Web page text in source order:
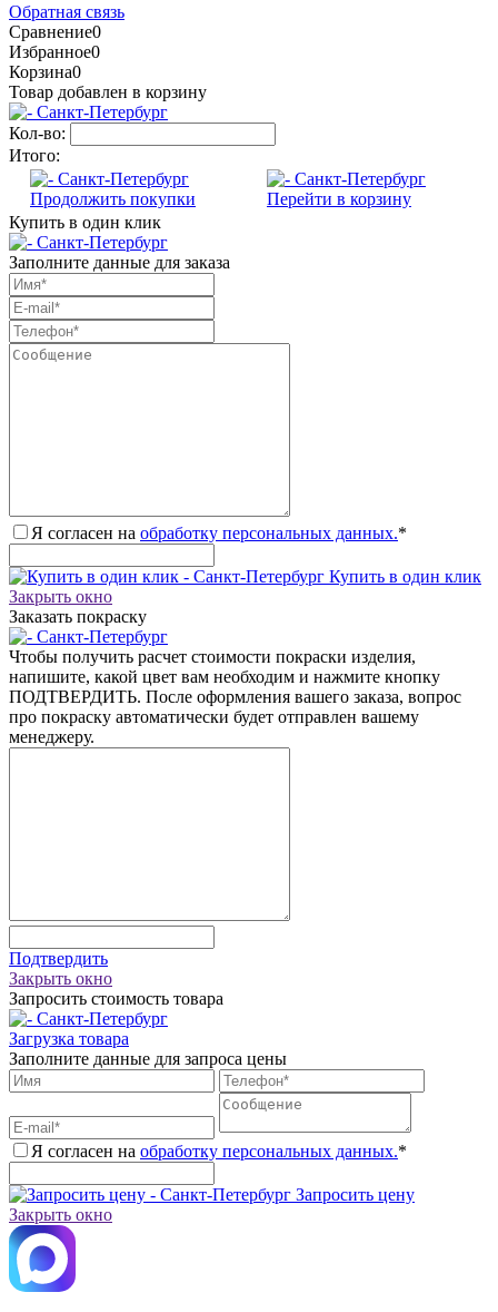
Обратная связь
Сравнение0
Избранное0
Корзина0
Товар добавлен в корзину
Кол-во:
Итого:
Продолжить покупки
Перейти в корзину
Купить в один клик
Заполните данные для заказа
Я согласен на обработку персональных данных.*
Купить в один клик
Закрыть окно
Заказать покраску
Чтобы получить расчет стоимости покраски изделия,
напишите, какой цвет вам необходим и нажмите кнопку
ПОДТВЕРДИТЬ. После оформления вашего заказа, вопрос
про покраску автоматически будет отправлен вашему
менеджеру.
Подтвердить
Закрыть окно
Запросить стоимость товара
Загрузка товара
Заполните данные для запроса цены
Я согласен на обработку персональных данных.*
Запросить цену
Закрыть окно